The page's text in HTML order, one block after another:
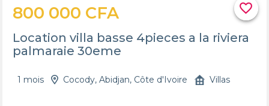
favorite_border
800 000 CFA
Location villa basse 4pieces a la riviera
palmaraie 30eme
1 mois Cocody, Abidjan, Côte d'Ivoire Villas